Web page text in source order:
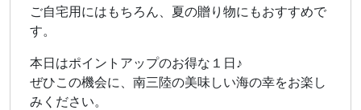
ご自宅用にはもちろん、夏の贈り物にもおすすめで
す。
本日はポイントアップのお得な１日♪
ぜひこの機会に、南三陸の美味しい海の幸をお楽し
みください。